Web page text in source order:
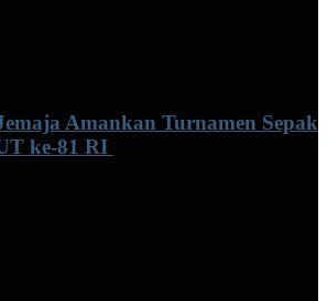
Amankan Turnamen Sepak
ke-81 RI